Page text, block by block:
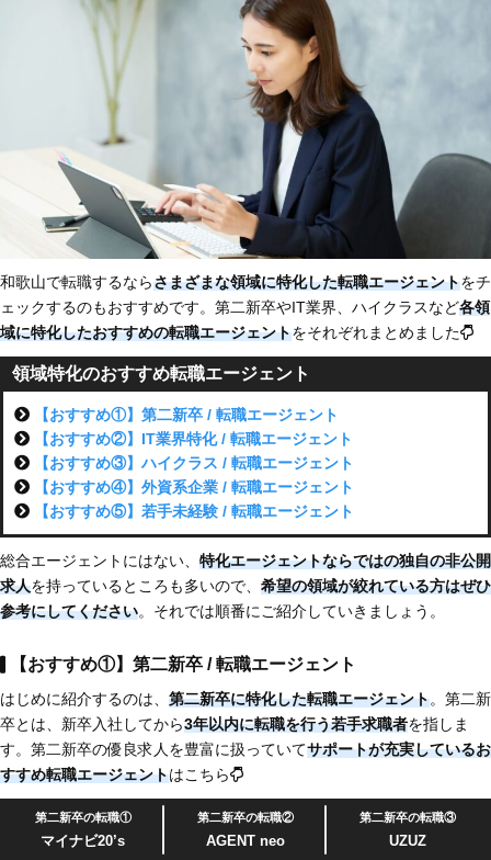
和歌山で転職するならさまざまな領域に特化した転職エージェントをチ
ェックするのもおすすめです。第二新卒やIT業界、ハイクラスなど各領
域に特化したおすすめの転職エージェントをそれぞれまとめました
領域特化のおすすめ転職エージェント
【おすすめ①】第二新卒 / 転職エージェント
【おすすめ②】IT業界特化 / 転職エージェント
【おすすめ③】ハイクラス / 転職エージェント
【おすすめ④】外資系企業 / 転職エージェント
【おすすめ⑤】若手未経験 / 転職エージェント
総合エージェントにはない、 特化エージェントならではの独自の非公開
求人を持っているところも多いので、 希望の領域が絞れている方はぜひ
参考にしてください。それでは順番にご紹介していきましょう。
【おすすめ①】第二新卒 / 転職エージェント
はじめに紹介するのは、 第二新卒に特化した転職エージェント。第二新
卒とは、新卒入社してから3年以内に転職を行う若手求職者を指しま
す。第二新卒の優良求人を豊富に扱っていてサポートが充実しているお
すすめ転職エージェントはこちら
第二新卒の転職①
マイナビ20’s
第二新卒の転職②
AGENT neo
第二新卒の転職③
UZUZ